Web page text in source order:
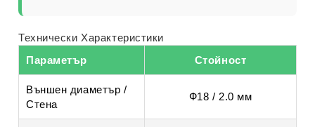
Технически Характеристики
Параметър
Стойност
Външен диаметър /
Стена
Ф18 / 2.0 мм